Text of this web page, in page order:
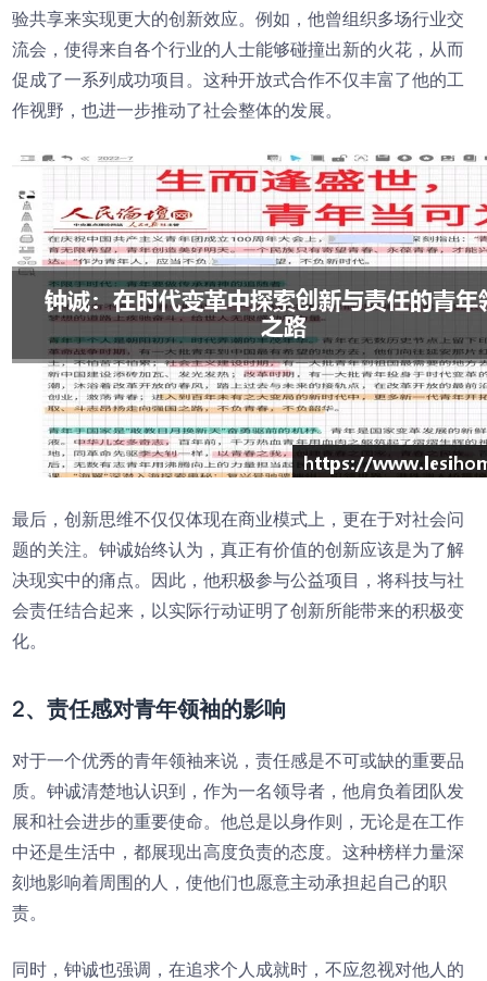
验共享来实现更大的创新效应。例如，他曾组织多场行业交
流会，使得来自各个行业的人士能够碰撞出新的火花，从而
促成了一系列成功项目。这种开放式合作不仅丰富了他的工
作视野，也进一步推动了社会整体的发展。
最后，创新思维不仅仅体现在商业模式上，更在于对社会问
题的关注。钟诚始终认为，真正有价值的创新应该是为了解
决现实中的痛点。因此，他积极参与公益项目，将科技与社
会责任结合起来，以实际行动证明了创新所能带来的积极变
化。
2、责任感对青年领袖的影响
对于一个优秀的青年领袖来说，责任感是不可或缺的重要品
质。钟诚清楚地认识到，作为一名领导者，他肩负着团队发
展和社会进步的重要使命。他总是以身作则，无论是在工作
中还是生活中，都展现出高度负责的态度。这种榜样力量深
刻地影响着周围的人，使他们也愿意主动承担起自己的职
责。
同时，钟诚也强调，在追求个人成就时，不应忽视对他人的